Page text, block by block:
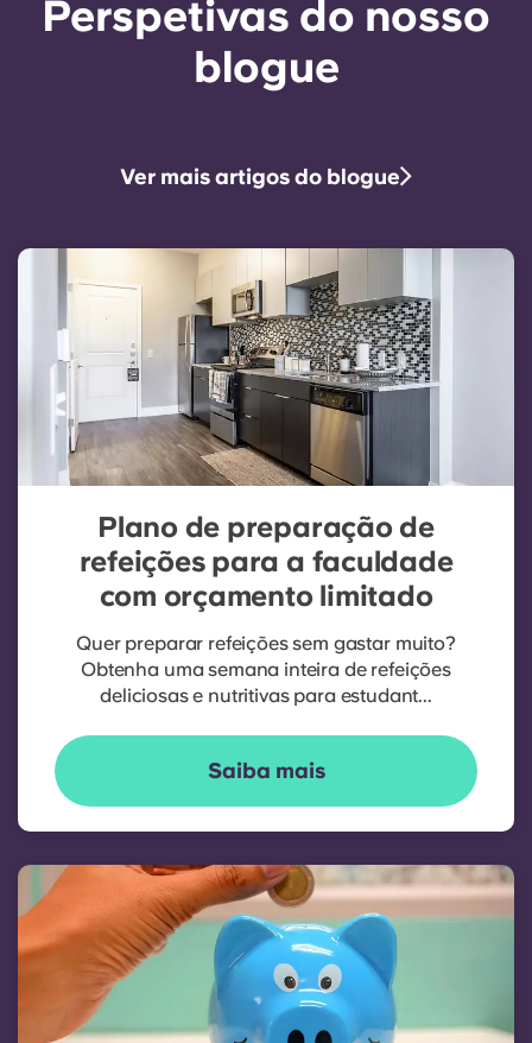
Perspetivas do nosso
blogue
Ver mais artigos do blogue
Plano de preparação de
refeições para a faculdade
com orçamento limitado
Quer preparar refeições sem gastar muito?
Obtenha uma semana inteira de refeições
deliciosas e nutritivas para estudant...
Saiba mais